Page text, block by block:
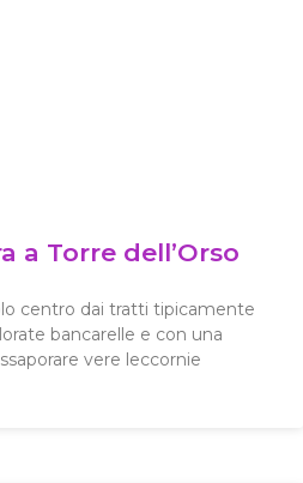
a Torre dell’Orso
centro dai tratti tipicamente
bancarelle e con una
vere leccornie